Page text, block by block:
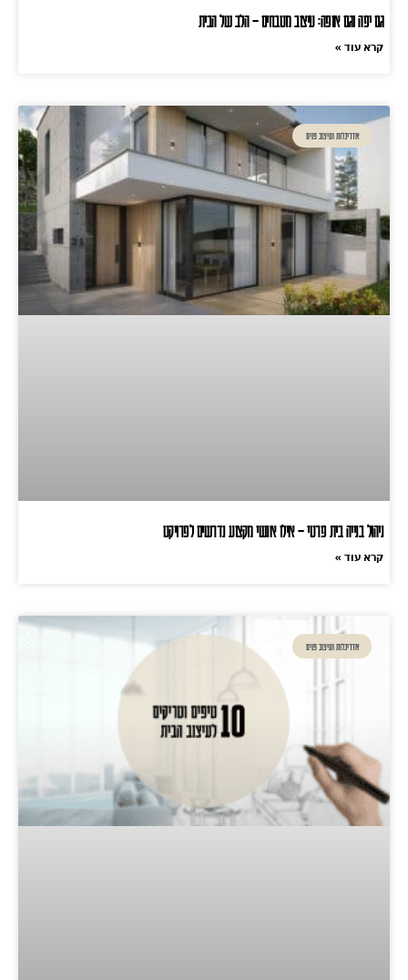
גם יפה וגם אופה: עיצוב מטבחים – הלב של הבית
קרא עוד »
אדריכלות ועיצוב פנים
ניהול בנייה בית פרטי – אילו אנשי מקצוע נדרשים לפרויקט
קרא עוד »
אדריכלות ועיצוב פנים